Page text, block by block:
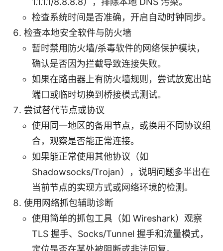
检查系统时间是否准确，开启自动时钟同步。
检查本地安全软件与防火墙
暂时禁用防火墙/杀毒软件的网络保护模块，
确认是否因为拦截导致连接失败。
如果在路由器上有防火墙规则，尝试放宽出站
端口或临时切换到桥接模式测试。
尝试替代节点或协议
使用同一地区的备用节点，或换用不同协议组
合，观察是否能正常连接。
如果能正常使用其他协议（如
Shadowsocks/Trojan），说明问题多半出在
当前节点的实现方式或网络环境的检测。
使用网络抓包辅助诊断
使用简单的抓包工具（如 Wireshark）观察
TLS 握手、Socks/Tunnel 握手和流量模式，